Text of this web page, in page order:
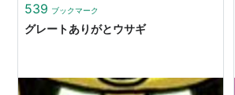
539 ブックマーク
グレートありがとウサギ